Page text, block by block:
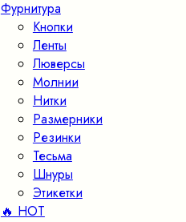
Фурнитура
Кнопки
Ленты
Люверсы
Молнии
Нитки
Размерники
Резинки
Тесьма
Шнуры
Этикетки
🔥 HOT